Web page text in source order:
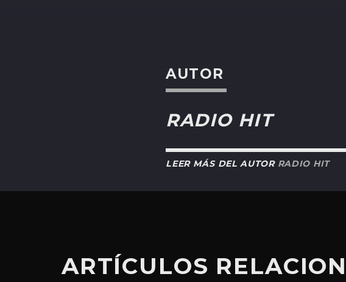
AUTOR
RADIO HIT
LEER MÁS DEL AUTOR RADIO HIT
ARTÍCULOS